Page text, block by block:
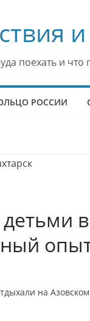
поехать и что
РОССИИ
детьми в
на